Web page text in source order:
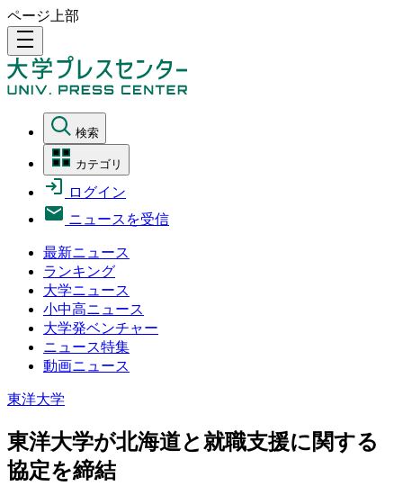
ページ上部
density_medium
検索
カテゴリ
ログイン
ニュースを受信
最新ニュース
ランキング
大学ニュース
小中高ニュース
大学発ベンチャー
ニュース特集
動画ニュース
東洋大学
東洋大学が北海道と就職支援に関する
協定を締結